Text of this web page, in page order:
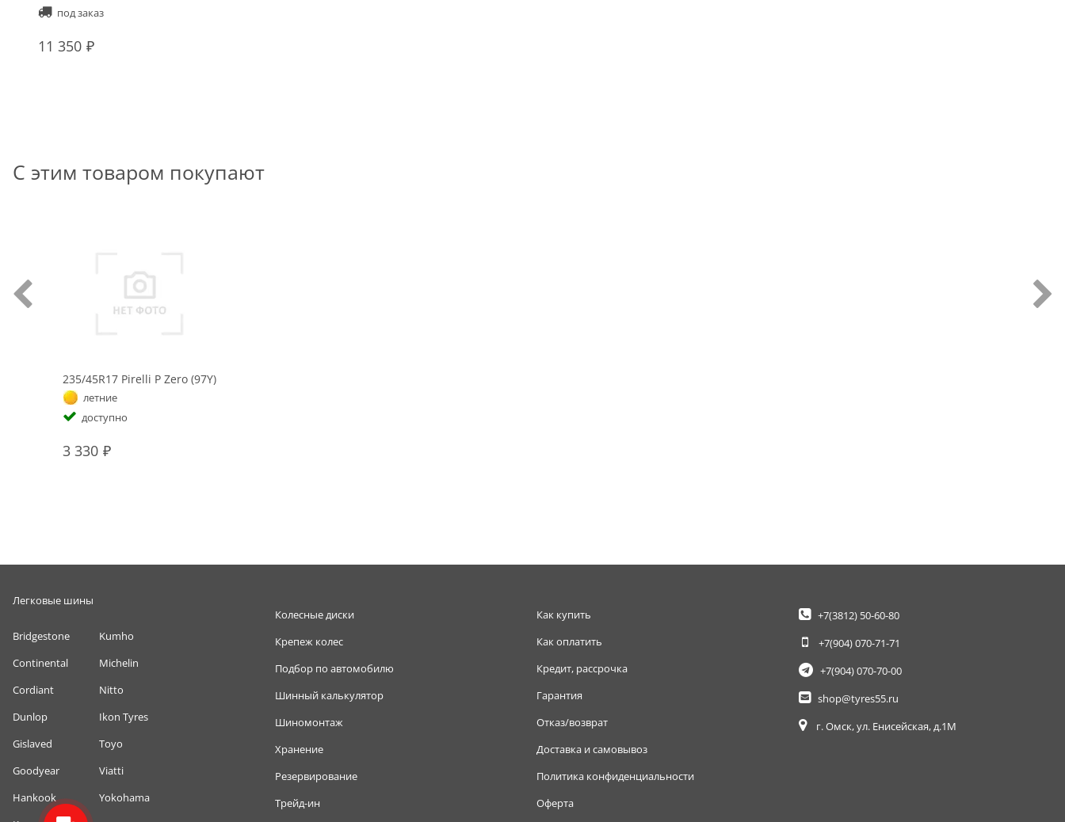
под заказ
11 350
С этим товаром покупают
235/45R17 Pirelli P Zero (97Y)
летние
доступно
3 330
Легковые шины
Bridgestone
Continental
Cordiant
Dunlop
Gislaved
Goodyear
Hankook
Kumho
Michelin
Nitto
Ikon Tyres
Toyo
Viatti
Yokohama
Колесные диски
Крепеж колес
Подбор по автомобилю
Шинный калькулятор
Шиномонтаж
Хранение
Резервирование
Трейд-ин
Как купить
Как оплатить
Кредит, рассрочка
Гарантия
Отказ/возврат
Доставка и самовывоз
Политика конфиденциальности
Оферта
+7(3812)50-60-80
+7(904)070-71-71
+7(904)070-70-00
shop@tyres55.ru
г. Омск, ул. Енисейская, д.1М